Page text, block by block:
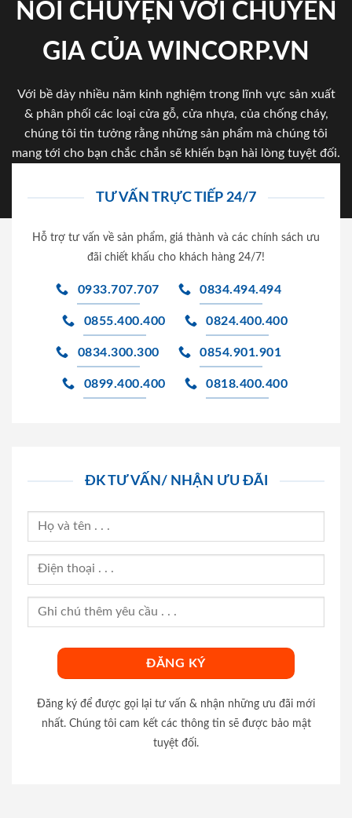
NÓI CHUYỆN VỚI CHUYÊN
GIA CỦA WINCORP.VN
Với bề dày nhiều năm kinh nghiệm trong lĩnh vực sản xuất
& phân phối các loại cửa gỗ, cửa nhựa, của chống cháy,
chúng tôi tin tưởng rằng những sản phẩm mà chúng tôi
mang tới cho bạn chắc chắn sẽ khiến bạn hài lòng tuyệt đối.
TƯ VẤN TRỰC TIẾP 24/7
Hỗ trợ tư vấn về sản phẩm, giá thành và các chính sách ưu
đãi chiết khấu cho khách hàng 24/7!
0933.707.707 0834.494.494
0855.400.400 0824.400.400
0834.300.300 0854.901.901
0899.400.400 0818.400.400
ĐK TƯ VẤN/ NHẬN ƯU ĐÃI
Đăng ký để được gọi lại tư vấn & nhận những ưu đãi mới
nhất. Chúng tôi cam kết các thông tin sẽ được bảo mật
tuyệt đối.